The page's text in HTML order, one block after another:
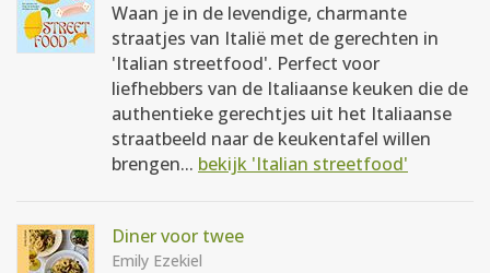
Waan je in de levendige, charmante
straatjes van Italië met de gerechten in
'Italian streetfood'. Perfect voor
liefhebbers van de Italiaanse keuken die de
authentieke gerechtjes uit het Italiaanse
straatbeeld naar de keukentafel willen
brengen... bekijk 'Italian streetfood'
Diner voor twee
Emily Ezekiel